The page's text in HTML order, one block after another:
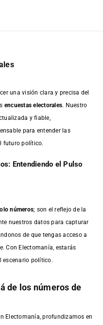
una visión clara y precisa del
encuestas electorales. Nuestro
y fiable,
para entender las
futuro político.
Entendiendo el Pulso
números; son el reflejo de la
nuestros datos para capturar
de que tengas acceso a
Con Electomanía, estarás
escenario político.
de los números de
Electomanía, profundizamos en